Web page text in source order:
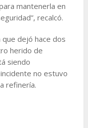
mantenerla en
recalcó.
dejó hace dos
herido de
siendo
no estuvo
refinería.